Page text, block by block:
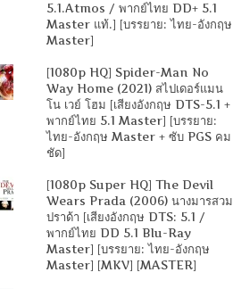
5.1.Atmos / พากย์ไทย DD+ 5.1
Master แท้.] [บรรยาย: ไทย-อังกฤษ
Master]
[1080p HQ] Spider-Man No
Way Home (2021) สไปเดอร์แมน
โน เวย์ โฮม [เสียงอังกฤษ DTS-5.1 +
พากย์ไทย 5.1 Master] [บรรยาย:
ไทย-อังกฤษ Master + ซับ PGS คม
ชัด]
[1080p Super HQ] The Devil
Wears Prada (2006) นางมารสวม
ปราด้า [เสียงอังกฤษ DTS: 5.1 /
พากย์ไทย DD 5.1 Blu-Ray
Master] [บรรยาย: ไทย-อังกฤษ
Master] [MKV] [MASTER]